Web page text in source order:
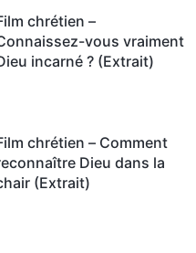
chrétien –
vous vraiment
incarné ? (Extrait)
chrétien – Comment
Dieu dans la
(Extrait)